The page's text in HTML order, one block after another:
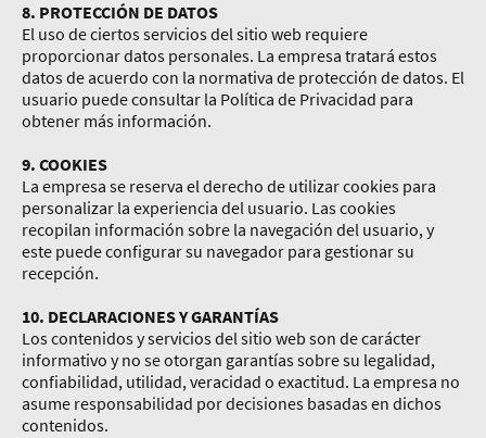
8. PROTECCIÓN DE DATOS
El uso de ciertos servicios del sitio web requiere
proporcionar datos personales. La empresa tratará estos
datos de acuerdo con la normativa de protección de datos. El
usuario puede consultar la Política de Privacidad para
obtener más información.
9. COOKIES
La empresa se reserva el derecho de utilizar cookies para
personalizar la experiencia del usuario. Las cookies
recopilan información sobre la navegación del usuario, y
este puede configurar su navegador para gestionar su
recepción.
10. DECLARACIONES Y GARANTÍAS
Los contenidos y servicios del sitio web son de carácter
informativo y no se otorgan garantías sobre su legalidad,
confiabilidad, utilidad, veracidad o exactitud. La empresa no
asume responsabilidad por decisiones basadas en dichos
contenidos.